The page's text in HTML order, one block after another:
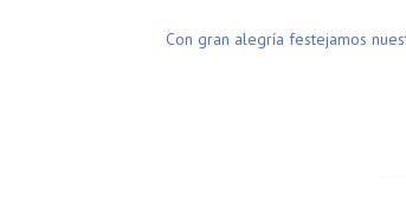
Con gran alegría festejamos